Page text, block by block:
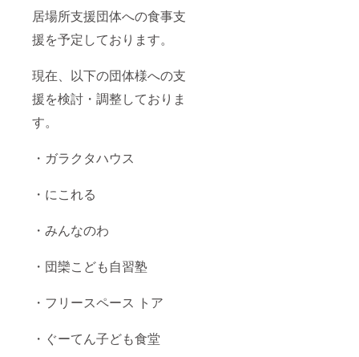
居場所支援団体への食事支
援を予定しております。
現在、以下の団体様への支
援を検討・調整しておりま
す。
・ガラクタハウス
・にこれる
・みんなのわ
・団欒こども自習塾
・フリースペース トア
・ぐーてん子ども食堂